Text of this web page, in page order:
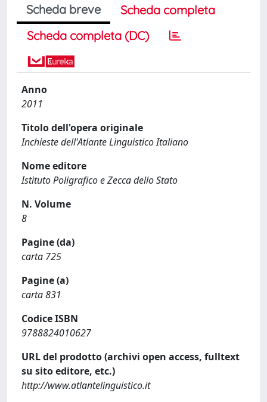
Scheda breve
Scheda completa
Scheda completa (DC)
Anno
2011
Titolo dell'opera originale
Inchieste dell'Atlante Linguistico Italiano
Nome editore
Istituto Poligrafico e Zecca dello Stato
N. Volume
8
Pagine (da)
carta 725
Pagine (a)
carta 831
Codice ISBN
9788824010627
URL del prodotto (archivi open access, fulltext
su sito editore, etc.)
http://www.atlantelinguistico.it